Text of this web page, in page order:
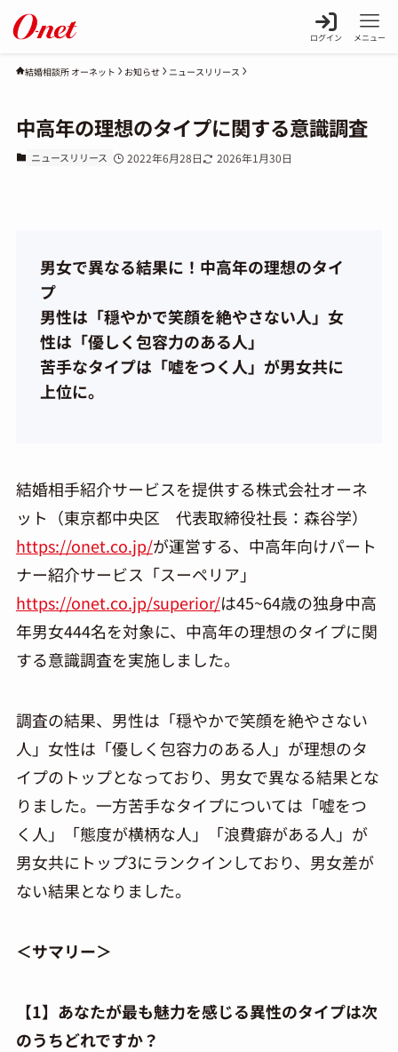
ログイン メニュー
結婚相談所 オーネット お知らせ ニュースリリース
中高年の理想のタイプに関する意識調査
ニュースリリース 2022年6月28日 2026年1月30日
男女で異なる結果に！中高年の理想のタイ
プ
男性は「穏やかで笑顔を絶やさない人」女
性は「優しく包容力のある人」
苦手なタイプは「嘘をつく人」が男女共に
上位に。
結婚相手紹介サービスを提供する株式会社オーネ
ット（東京都中央区 代表取締役社長：森谷学）
https://onet.co.jp/が運営する、中高年向けパート
ナー紹介サービス「スーペリア」
https://onet.co.jp/superior/は45~64歳の独身中高
年男女444名を対象に、中高年の理想のタイプに関
する意識調査を実施しました。
調査の結果、男性は「穏やかで笑顔を絶やさない
人」女性は「優しく包容力のある人」が理想のタ
イプのトップとなっており、男女で異なる結果とな
りました。一方苦手なタイプについては「嘘をつ
く人」「態度が横柄な人」「浪費癖がある人」が
男女共にトップ3にランクインしており、男女差が
ない結果となりました。
＜サマリー＞
【1】あなたが最も魅力を感じる異性のタイプは次
のうちどれですか？